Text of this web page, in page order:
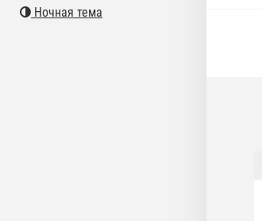
Ночная тема